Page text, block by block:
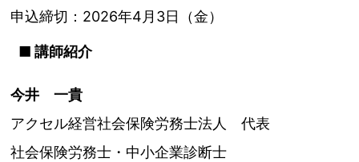
申込締切：2026年4月3日（金）
■ 講師紹介
今井 一貴
アクセル経営社会保険労務士法人 代表
社会保険労務士・中小企業診断士